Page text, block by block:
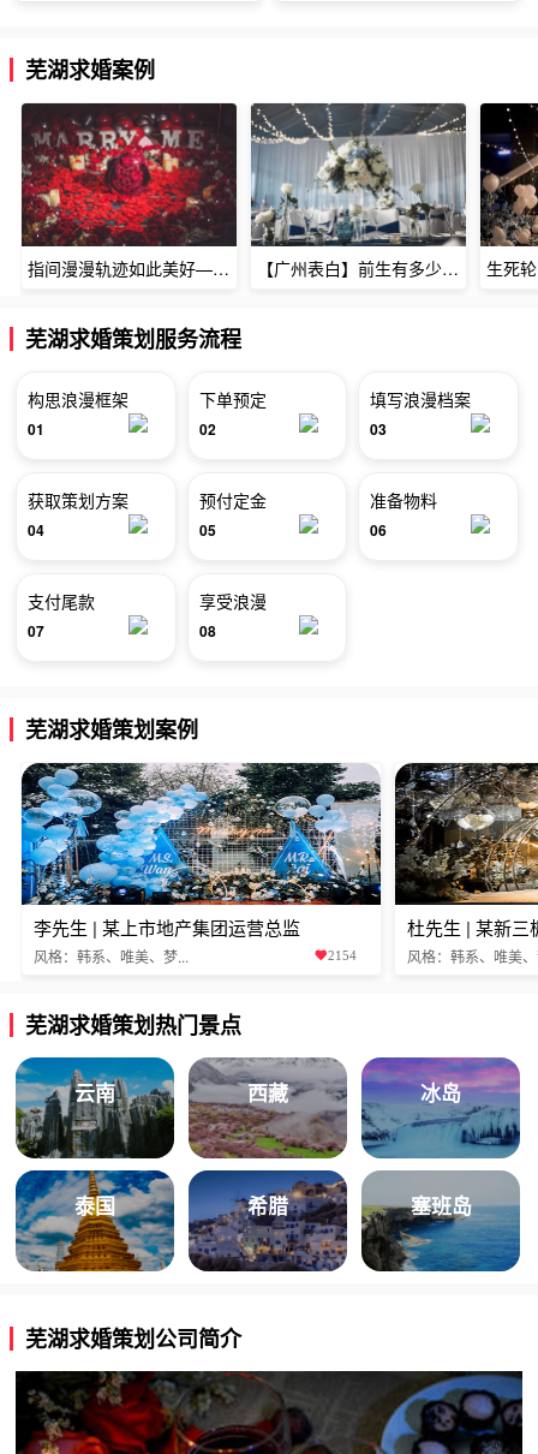
芜湖求婚案例
指间漫漫轨迹如此美好——深圳烈焰玫瑰生日惊喜 【广州表白】前生有多少未尽的缘7张
芜湖求婚策划服务流程
构思浪漫框架
01
下单预定
02
填写浪漫档案
03
获取策划方案
04
预付定金
05
准备物料
06
支付尾款
07
享受浪漫
08
芜湖求婚策划案例
李先生 | 某上市地产集团运营总监
风格：韩系、唯美、梦... 2154
杜先生 | 某新三
风格：韩系、唯美
芜湖求婚策划热门景点
云南 西藏 冰岛
泰国 希腊 塞班岛
芜湖求婚策划公司简介